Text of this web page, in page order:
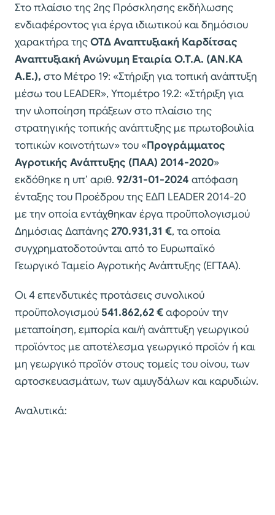
Στο πλαίσιο της 2ης Πρόσκλησης εκδήλωσης
ενδιαφέροντος για έργα ιδιωτικού και δημόσιου
χαρακτήρα τηςΟΤΔ Αναπτυξιακή Καρδίτσας
Αναπτυξιακή Ανώνυμη Εταιρία Ο.Τ.Α. (ΑΝ.ΚΑ
Α.Ε.), στο Μέτρο 19: «Στήριξη για τοπική ανάπτυξη
μέσω του LEADER», Υπομέτρο 19.2: «Στήριξη για
την υλοποίηση πράξεων στο πλαίσιο της
στρατηγικής τοπικής ανάπτυξης με πρωτοβουλία
τοπικών κοινοτήτων» του «Προγράμματος
Αγροτικής Ανάπτυξης (ΠΑΑ) 2014-2020»
εκδόθηκε η υπ’ αριθ. 92/31-01-2024 απόφαση
ένταξης του Προέδρου της ΕΔΠ LEADER 2014-20
με την οποία εντάχθηκαν έργα προϋπολογισμού
Δημόσιας Δαπάνης270.931,31 €, τα οποία
συγχρηματοδοτούνται από το Ευρωπαϊκό
Γεωργικό Ταμείο Αγροτικής Ανάπτυξης (ΕΓΤΑΑ).
Οι 4 επενδυτικές προτάσεις συνολικού
προϋπολογισμού 541.862,62 €αφορούν την
μεταποίηση, εμπορία και/ή ανάπτυξη γεωργικού
προϊόντος με αποτέλεσμα γεωργικό προϊόν ή και
μη γεωργικό προϊόν στους τομείς του οίνου, των
αρτοσκευασμάτων, των αμυγδάλων και καρυδιών.
Αναλυτικά: